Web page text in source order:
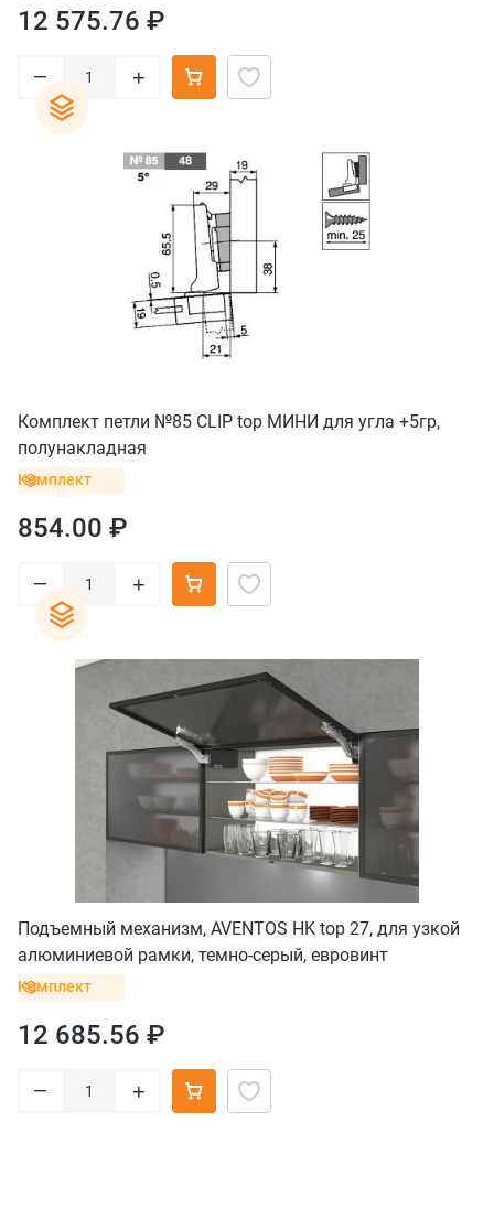
12 575.76 ₽
– +
Комплект петли №85 CLIP top МИНИ для угла +5гр,
полунакладная
Комплект
854.00 ₽
– +
Подъемный механизм, AVENTOS HK top 27, для узкой
алюминиевой рамки, темно-серый, евровинт
Комплект
12 685.56 ₽
– +